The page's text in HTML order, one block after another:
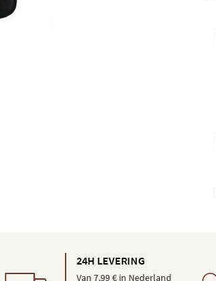
24H LEVERING
Van 7,99 € in Nederland